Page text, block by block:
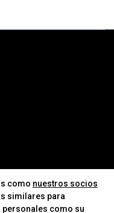
como nuestros socios
similares para
como su